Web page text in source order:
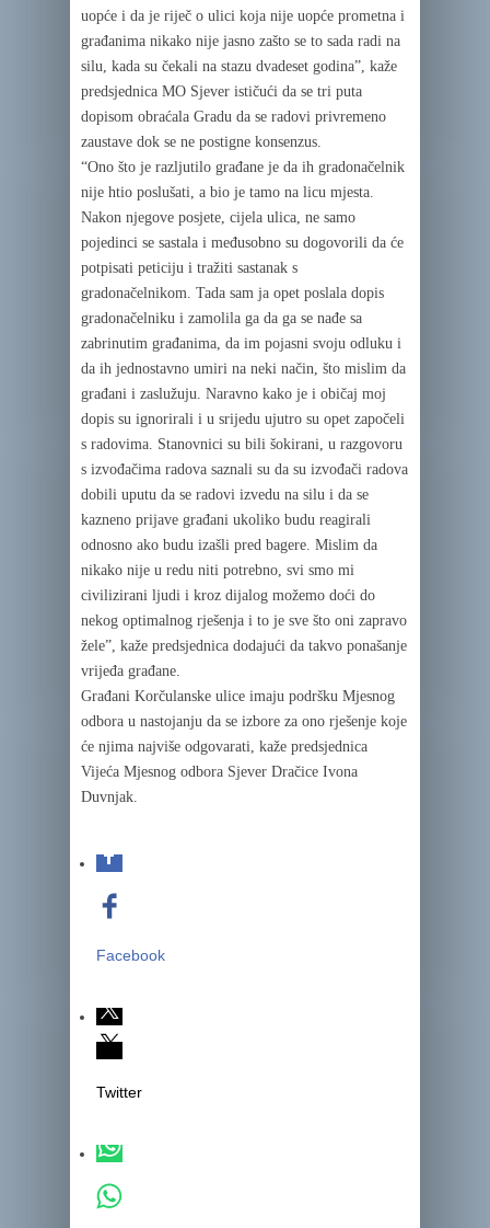
uopće i da je riječ o ulici koja nije uopće prometna i
građanima nikako nije jasno zašto se to sada radi na
silu, kada su čekali na stazu dvadeset godina”, kaže
predsjednica MO Sjever ističući da se tri puta
dopisom obraćala Gradu da se radovi privremeno
zaustave dok se ne postigne konsenzus.
“Ono što je razljutilo građane je da ih gradonačelnik
nije htio poslušati, a bio je tamo na licu mjesta.
Nakon njegove posjete, cijela ulica, ne samo
pojedinci se sastala i međusobno su dogovorili da će
potpisati peticiju i tražiti sastanak s
gradonačelnikom. Tada sam ja opet poslala dopis
gradonačelniku i zamolila ga da ga se nađe sa
zabrinutim građanima, da im pojasni svoju odluku i
da ih jednostavno umiri na neki način, što mislim da
građani i zaslužuju. Naravno kako je i običaj moj
dopis su ignorirali i u srijedu ujutro su opet započeli
s radovima. Stanovnici su bili šokirani, u razgovoru
s izvođačima radova saznali su da su izvođači radova
dobili uputu da se radovi izvedu na silu i da se
kazneno prijave građani ukoliko budu reagirali
odnosno ako budu izašli pred bagere. Mislim da
nikako nije u redu niti potrebno, svi smo mi
civilizirani ljudi i kroz dijalog možemo doći do
nekog optimalnog rješenja i to je sve što oni zapravo
žele”, kaže predsjednica dodajući da takvo ponašanje
vrijeđa građane.
Građani Korčulanske ulice imaju podršku Mjesnog
odbora u nastojanju da se izbore za ono rješenje koje
će njima najviše odgovarati, kaže predsjednica
Vijeća Mjesnog odbora Sjever Dračice Ivona
Duvnjak.
Facebook
Twitter